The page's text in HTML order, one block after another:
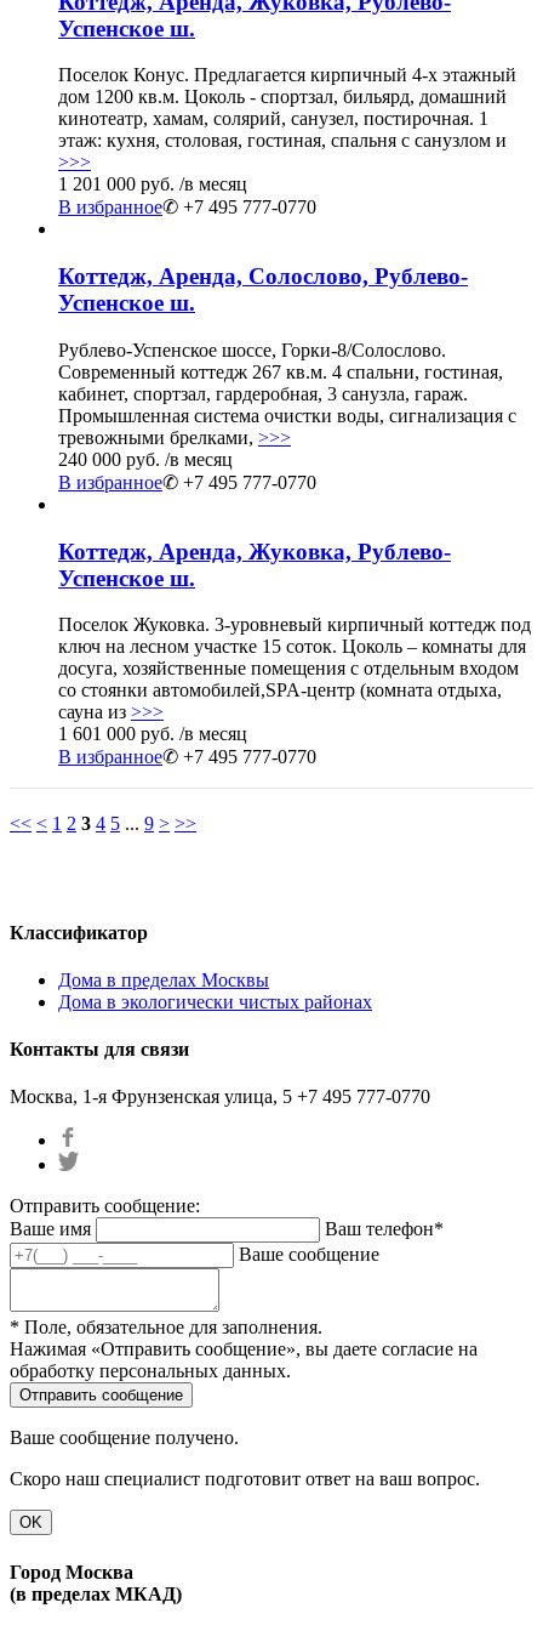
Успенское ш.
Поселок Конус. Предлагается кирпичный 4-х этажный
дом 1200 кв.м. Цоколь - спортзал, бильярд, домашний
кинотеатр, хамам, солярий, санузел, постирочная. 1
этаж: кухня, столовая, гостиная, спальня с санузлом и
>>>
1 201 000 руб. /в месяц
В избранное✆ +7 495 777-0770
Коттедж, Аренда, Солослово, Рублево-
Успенское ш.
Рублево-Успенское шоссе, Горки-8/Солослово.
Современный коттедж 267 кв.м. 4 спальни, гостиная,
кабинет, спортзал, гардеробная, 3 санузла, гараж.
Промышленная система очистки воды, сигнализация с
тревожными брелками, >>>
240 000 руб. /в месяц
В избранное✆ +7 495 777-0770
Коттедж, Аренда, Жуковка, Рублево-
Успенское ш.
Поселок Жуковка. 3-уровневый кирпичный коттедж под
ключ на лесном участке 15 соток. Цоколь – комнаты для
досуга, хозяйственные помещения с отдельным входом
со стоянки автомобилей,SPA-центр (комната отдыха,
сауна из >>>
1 601 000 руб. /в месяц
В избранное✆ +7 495 777-0770
<< < 1 2 3 4 5 ... 9 > >>
Классификатор
Дома в пределах Москвы
Дома в экологически чистых районах
Контакты для связи
Москва, 1-я Фрунзенская улица, 5 +7 495 777-0770
Отправить сообщение:
Ваше имя
Ваш телефон*
Ваше сообщение
* Поле, обязательное для заполнения.
Нажимая «Отправить сообщение», вы даете согласие на
обработку персональных данных.
Ваше сообщение получено.
Скоро наш специалист подготовит ответ на ваш вопрос.
OK
Город Москва
(в пределах МКАД)